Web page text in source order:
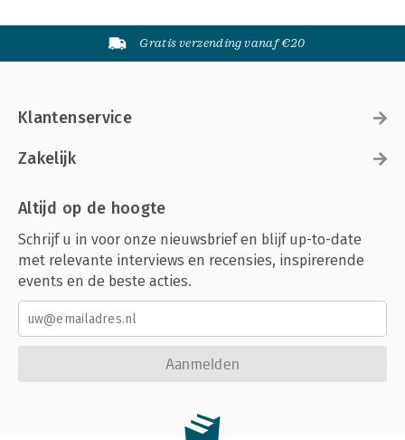
Gratis verzending vanaf €20
Klantenservice
Zakelijk
Altijd op de hoogte
Schrijf u in voor onze nieuwsbrief en blijf up-to-date
met relevante interviews en recensies, inspirerende
events en de beste acties.
Aanmelden